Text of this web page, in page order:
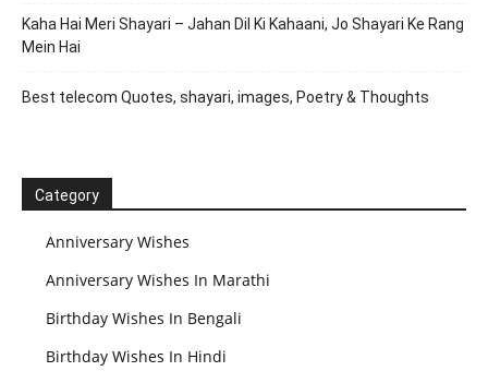
Kaha Hai Meri Shayari – Jahan Dil Ki Kahaani, Jo Shayari Ke Rang
Mein Hai
Best telecom Quotes, shayari, images, Poetry & Thoughts
Category
Anniversary Wishes
Anniversary Wishes In Marathi
Birthday Wishes In Bengali
Birthday Wishes In Hindi